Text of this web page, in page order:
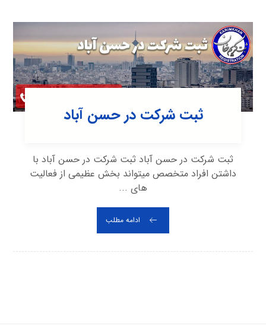
ثبت شرکت در حسن آباد
ثبت شرکت در حسن آباد ثبت شرکت در حسن آباد با
داشتن افراد متخصص میتواند بخش عظیمی از فعالیت
های ...
ادامه مطلب